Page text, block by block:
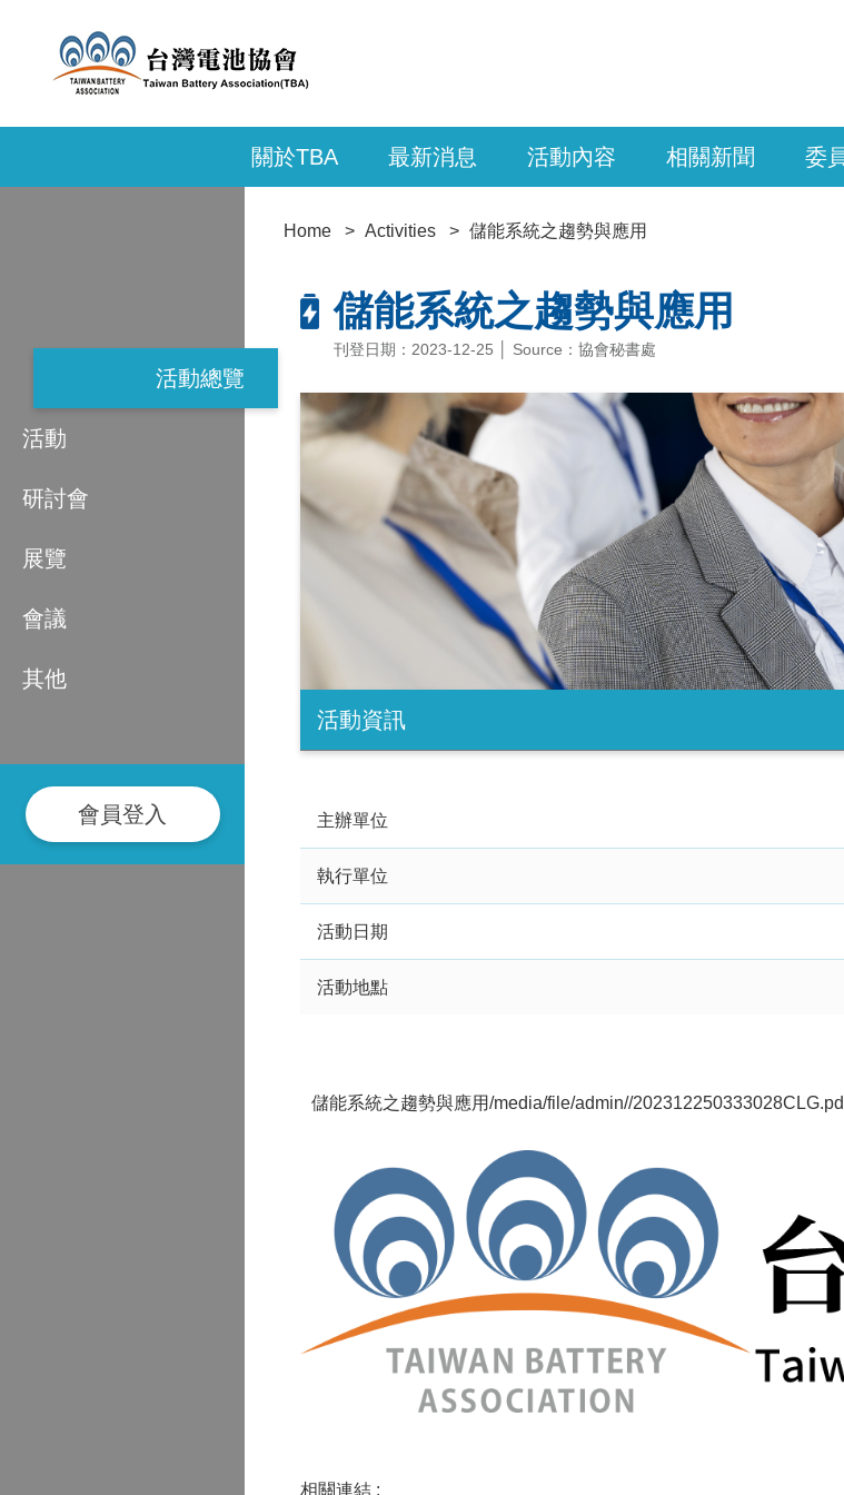
關於TBA 最新消息 活動內容 相關新聞 委
活動總覽
活動
研討會
展覽
會議
其他
會員登入
Home Activities 儲能系統之趨勢與應用
儲能系統之趨勢與應用
刊登日期：2023-12-25 │ Source：協會秘書處
活動資訊
主辦單位
執行單位
活動日期
活動地點
儲能系統之趨勢與應用/media/file/admin//
相關連結 :